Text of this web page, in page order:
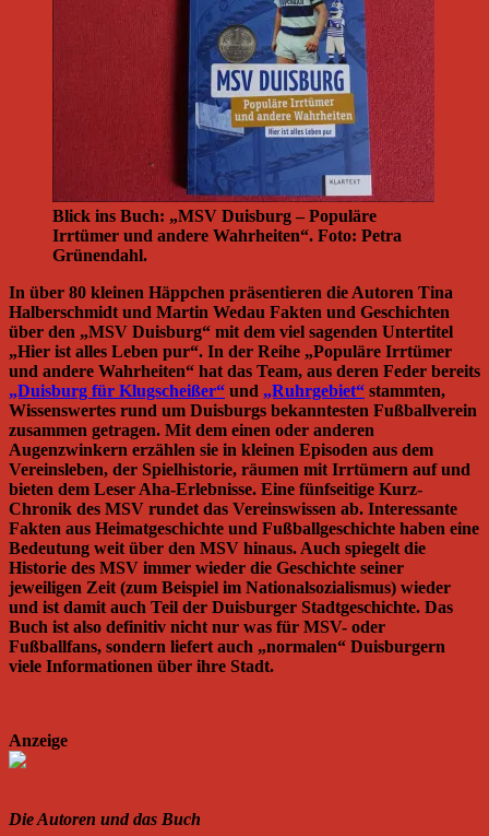
Blick ins Buch: „MSV Duisburg – Populäre
Irrtümer und andere Wahrheiten“. Foto: Petra
Grünendahl.
In über 80 kleinen Häppchen präsentieren die Autoren Tina
Halberschmidt und Martin Wedau Fakten und Geschichten
über den „MSV Duisburg“ mit dem viel sagenden Untertitel
„Hier ist alles Leben pur“. In der Reihe „Populäre Irrtümer
und andere Wahrheiten“ hat das Team, aus deren Feder bereits
„Duisburg für Klugscheißer“ und „Ruhrgebiet“ stammten,
Wissenswertes rund um Duisburgs bekanntesten Fußballverein
zusammen getragen. Mit dem einen oder anderen
Augenzwinkern erzählen sie in kleinen Episoden aus dem
Vereinsleben, der Spielhistorie, räumen mit Irrtümern auf und
bieten dem Leser Aha-Erlebnisse. Eine fünfseitige Kurz-
Chronik des MSV rundet das Vereinswissen ab. Interessante
Fakten aus Heimatgeschichte und Fußballgeschichte haben eine
Bedeutung weit über den MSV hinaus. Auch spiegelt die
Historie des MSV immer wieder die Geschichte seiner
jeweiligen Zeit (zum Beispiel im Nationalsozialismus) wieder
und ist damit auch Teil der Duisburger Stadtgeschichte. Das
Buch ist also definitiv nicht nur was für MSV- oder
Fußballfans, sondern liefert auch „normalen“ Duisburgern
viele Informationen über ihre Stadt.
Anzeige
Die Autoren und das Buch